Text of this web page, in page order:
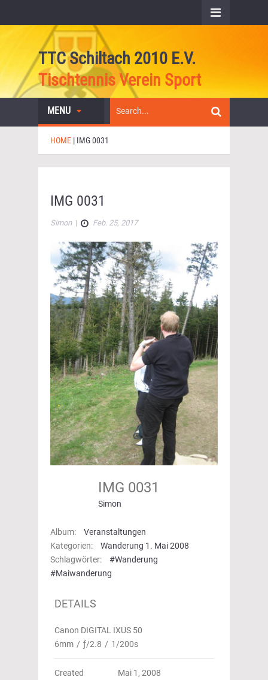
TTC Schiltach 2010 E.V.
Tischtennis Verein Sport
MENU
HOME | IMG 0031
IMG 0031
Simon| Feb. 25, 2017
IMG 0031
Simon
Album:
Veranstaltungen
Kategorien:
Wanderung 1. Mai 2008
Schlagwörter:
#Wanderung
#Maiwanderung
DETAILS
Canon DIGITAL IXUS 50
6mm / ƒ/2.8 / 1/200s
Created
Mai 1, 2008